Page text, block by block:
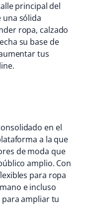
principal del
una sólida
ropa, calzado
su base de
tus
en el
a la que
de moda que
amplio. Con
para ropa
e incluso
ampliar tu